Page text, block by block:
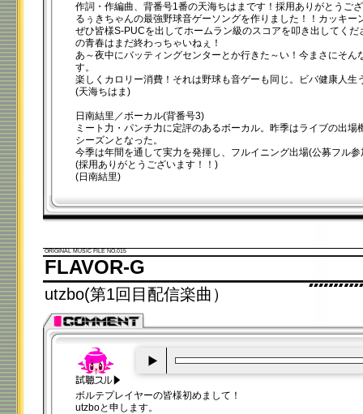
作詞・作編曲、背番号1番の天海ちはまです！採用ありがとうご
るぅきちゃんの最強野球音ゲーソングを作りました！！カッキー
ぜひ皆様S-PUCを出してホームラン級のスコアを叩き出してくだ
の青春はまだ終わっちゃいねぇ！
あ～夜中にバッティングセンターとか行きた～い！今まさにそん
す。
楽しくカロリー消費！それは野球も音ゲーも同じ。ビバ健康人生
(天海ちはま)
日南結里／ボーカル(背番号3)
ミート力・パンチ力に定評のあるボーカル。昨季はライブの出場
シーズンとなった。
今季は年間を通して実力を発揮し、フルイニング出場(公募フル
(採用ありがとうございます！！)
(日南結里)
ORIGINAL MUSIC FILE NO.015
FLAVOR-G
utzbo(第1回目配信楽曲）
ボルテプレイヤーの皆様初めまして！
utzboと申します。